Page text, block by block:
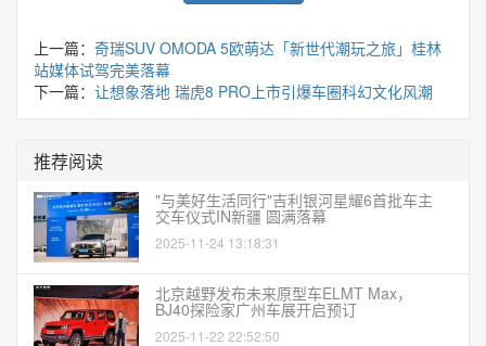
上一篇： 奇瑞SUV OMODA 5欧萌达「新世代潮玩之旅」桂林
站媒体试驾完美落幕
下一篇： 让想象落地 瑞虎8 PRO上市引爆车圈科幻文化风潮
推荐阅读
"与美好生活同行"吉利银河星耀6首批车主
交车仪式IN新疆 圆满落幕
2025-11-24 13:18:31
北京越野发布未来原型车ELMT Max，
BJ40探险家广州车展开启预订
2025-11-22 22:52:50